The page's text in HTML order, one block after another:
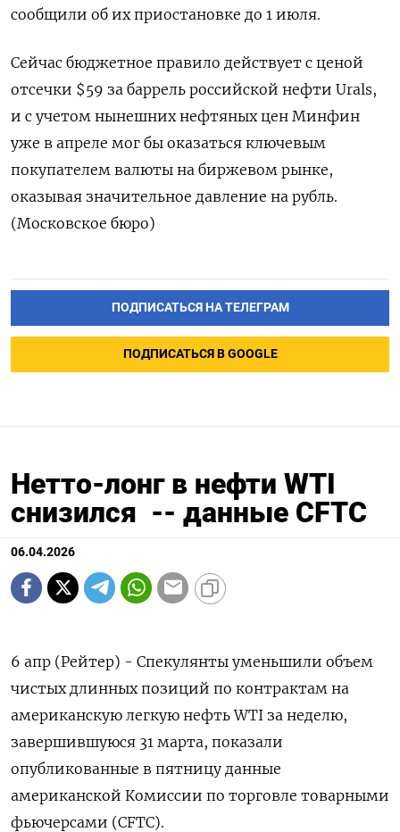
сообщили об их приостановке до ‌1 июля.
Сейчас бюджетное правило действует с ценой
отсечки $59 за баррель российской нефти Urals,
и с учетом ​нынешних нефтяных цен Минфин
уже в апреле мог бы оказаться ключевым
покупателем ‌валюты на биржевом рынке,
оказывая значительное давление на рубль.
(Московское бюро)
ПОДПИСАТЬСЯ НА ТЕЛЕГРАМ
ПОДПИСАТЬСЯ В GOOGLE
Нетто-лонг в нефти WTI
снизился -- данные CFTC
06.04.2026
6 апр (Рейтер) - Спекулянты уменьшили объем
чистых длинных позиций по ‌контрактам на
американскую легкую нефть WTI за неделю, ​
завершившуюся ​31 марта, ​показали
опубликованные в ⁠пятницу ‌данные
американской Комиссии ‌по торговле товарными
фьючерсами (CFTC).